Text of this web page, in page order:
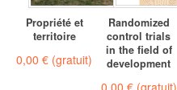
Propriété et
territoire
0,00 € (gratuit)
Randomized
control trials
in the field of
development